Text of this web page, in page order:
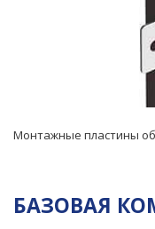
Монтажные пластины
БАЗОВАЯ